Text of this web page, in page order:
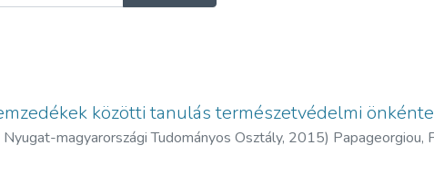
közötti tanulás természetvédelmi
magyarországi Tudományos Osztály, 2015) Papageorgiou,